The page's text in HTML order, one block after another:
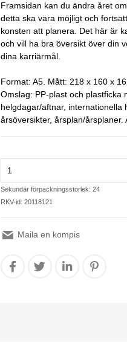
Framsidan kan du ändra året
detta ska vara möjligt och
konsten att planera. Det här är
och vill ha bra översikt över din
dina karriärmål.
Format: A5. Mått: 218 x 160 x
Omslag: PP-plast och plastficka
helgdagar/aftnar, internationella
årsöversikter, årsplan/årsplaner.
Sekundär förpackningsstorlek: 24
RKV-id: 20118121
Maila en kompis